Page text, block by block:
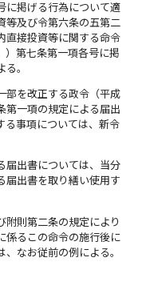
に掲げる行為について適
等及び令第六条の五第二
直接投資等に関する命令
）第七条第一項各号に掲
。
部を改正する政令（平成
第一項の規定による届出
る事項については、新令
届出書については、当分
届出書を取り繕い使用す
附則第二条の規定により
係るこの命令の施行後に
なお従前の例による。